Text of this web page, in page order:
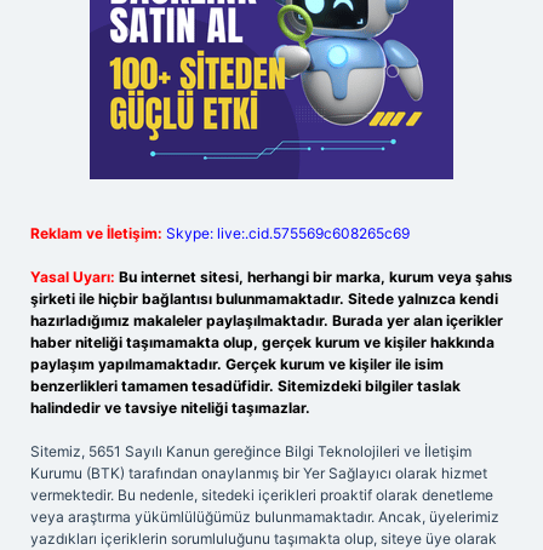
Reklam ve İletişim: Skype: live:.cid.575569c608265c69
Yasal Uyarı: Bu internet sitesi, herhangi bir marka, kurum veya şahıs
şirketi ile hiçbir bağlantısı bulunmamaktadır. Sitede yalnızca kendi
hazırladığımız makaleler paylaşılmaktadır. Burada yer alan içerikler
haber niteliği taşımamakta olup, gerçek kurum ve kişiler hakkında
paylaşım yapılmamaktadır. Gerçek kurum ve kişiler ile isim
benzerlikleri tamamen tesadüfidir. Sitemizdeki bilgiler taslak
halindedir ve tavsiye niteliği taşımazlar.
Sitemiz, 5651 Sayılı Kanun gereğince Bilgi Teknolojileri ve İletişim
Kurumu (BTK) tarafından onaylanmış bir Yer Sağlayıcı olarak hizmet
vermektedir. Bu nedenle, sitedeki içerikleri proaktif olarak denetleme
veya araştırma yükümlülüğümüz bulunmamaktadır. Ancak, üyelerimiz
yazdıkları içeriklerin sorumluluğunu taşımakta olup, siteye üye olarak